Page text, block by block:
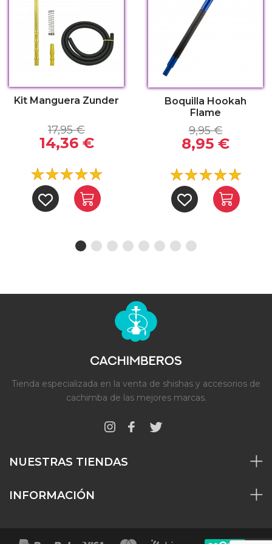
Kit Manguera Zunder
17,95 €
14,36 €
Boquilla Hookah
Flame
9,95 €
8,95 €
Tienda especializada en la venta de shishas y accesorios de
cachimba de las mejores marcas.
NUESTRAS TIENDAS
INFORMACIÓN